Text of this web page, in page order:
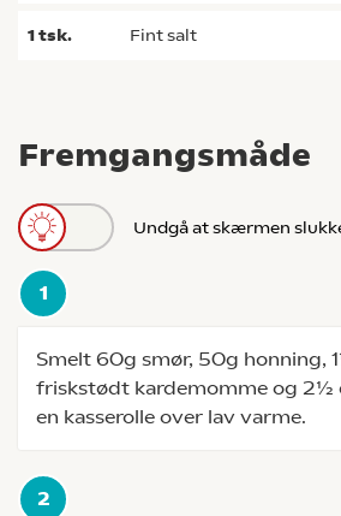
Fremgangsmåde
Undgå at skærmen
Smelt 60g smør, 50g honning,
friskstødt kardemomme og 2½
en kasserolle over lav varme.
1tsk. fint salt